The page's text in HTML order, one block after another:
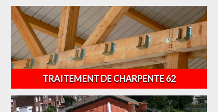
TRAITEMENT DE CHARPENTE 62